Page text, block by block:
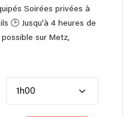
Soirées privées à
🕒 Jusqu’à 4 heures de
sur Metz,
1h00